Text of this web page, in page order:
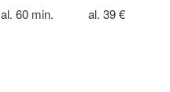
al. 60 min. al. 39 €